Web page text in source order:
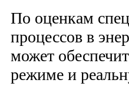
По оценкам
процессов в
может
режиме и